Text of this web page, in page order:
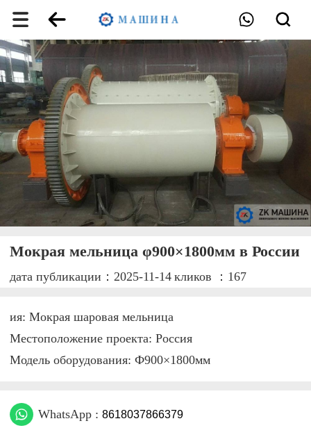
Мокрая мельница φ900×1800мм в России
дата публикации：2025-11-14 кликов ：167
ия: Мокрая шаровая мельница
Местоположение проекта: Россия
Модель оборудования: Ф900×1800мм
WhatsApp : 8618037866379